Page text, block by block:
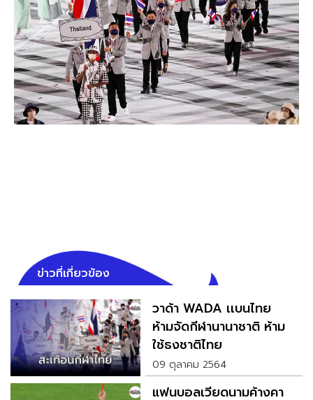
ข่าวที่เกี่ยวข้อง
วาด้า WADA เเบนไทย
ห้ามจัดกีฬานานาชาติ ห้าม
ใช้ธงชาติไทย
09 ตุลาคม 2564
แฟนบอลเวียดนามค้างคา